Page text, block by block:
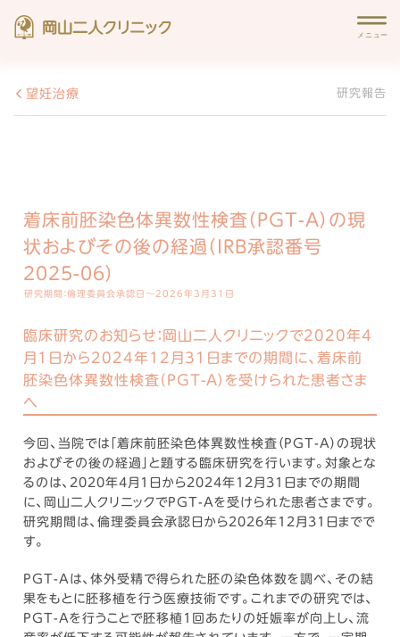
望妊治療 研究報告
着床前胚染色体異数性検査（PGT-A）の現
状およびその後の経過（IRB承認番号
2025-06）
研究期間：倫理委員会承認日～2026年3月31日
臨床研究のお知らせ： 岡山二人クリニックで2020年4
月1日から2024年12月31日までの期間に、着床前
胚染色体異数性検査（PGT-A）を受けられた患者さま
へ
今回、当院では「着床前胚染色体異数性検査（PGT-A）の現状
およびその後の経過」と題する臨床研究を行います。対象とな
るのは、2020年4月1日から2024年12月31日までの期間
に、岡山二人クリニックでPGT-Aを受けられた患者さまです。
研究期間は、倫理委員会承認日から2026年12月31日までで
す。
PGT-Aは、体外受精で得られた胚の染色体数を調べ、その結
果をもとに胚移植を行う医療技術です。これまでの研究では、
PGT-Aを行うことで胚移植1回あたりの妊娠率が向上し、流